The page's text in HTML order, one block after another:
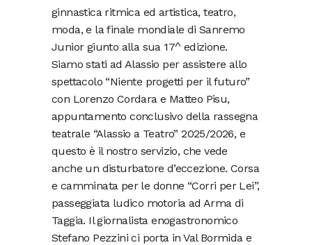
ginnastica ritmica ed artistica, teatro,
moda, e la finale mondiale di Sanremo
Junior giunto alla sua 17^ edizione.
Siamo stati ad Alassio per assistere allo
spettacolo “Niente progetti per il futuro”
con Lorenzo Cordara e Matteo Pisu,
appuntamento conclusivo della rassegna
teatrale “Alassio a Teatro” 2025/2026, e
questo è il nostro servizio, che vede
anche un disturbatore d’eccezione. Corsa
e camminata per le donne “Corri per Lei”,
passeggiata ludico motoria ad Arma di
Taggia. Il giornalista enogastronomico
Stefano Pezzini ci porta in Val Bormida e